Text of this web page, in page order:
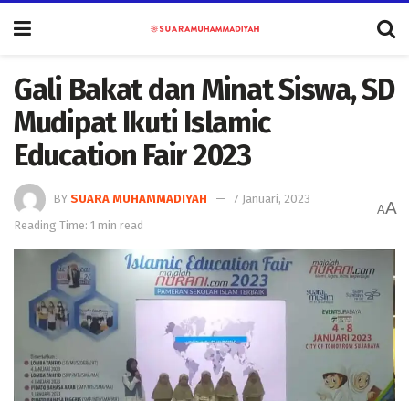
Gali Bakat dan Minat Siswa, SD
Mudipat Ikuti Islamic
Education Fair 2023
BY SUARA MUHAMMADIYAH
7 Januari, 2023
Reading Time: 1 min read
AA